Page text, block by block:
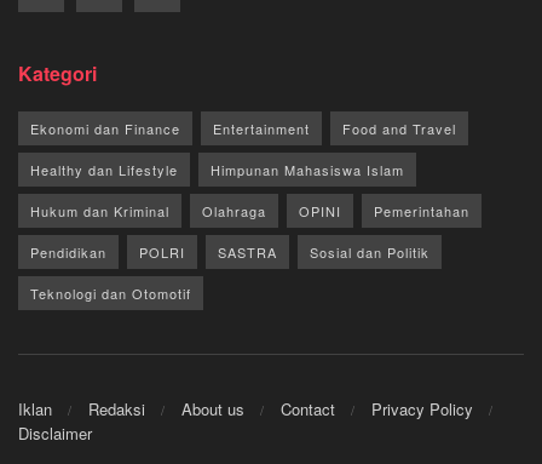
Kategori
Ekonomi dan Finance Entertainment Food and Travel
Healthy dan Lifestyle Himpunan Mahasiswa Islam
Hukum dan Kriminal Olahraga OPINI Pemerintahan
Pendidikan POLRI SASTRA Sosial dan Politik
Teknologi dan Otomotif
Iklan Redaksi About us Contact
Privacy Policy
Disclaimer